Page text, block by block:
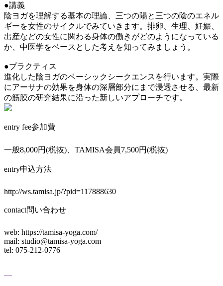
●講義
陰ヨガを理解する基本の理論、三つの陽と三つの陰のエネル
ギーを女性のサイクルでみていきます。排卵、生理、妊娠、
出産などの女性に関わる身体の働きがどのようになっている
か、中医学をベースとした考えを知ってみましょう。
●プラクティス
進化した陰ヨガのベーシックシークエンスを行います。実際
にアーサナの効果を身体の深層部分にまで浸透させる、最新
の筋膜の研究結果に沿った新しいアプローチです。
entry fee参加費
一般8,000円(税抜)、TAMISA会員7,500円(税抜)
entry申込方法
http://ws.tamisa.jp/?pid=117888630
contact問い合わせ
web: https://tamisa-yoga.com/
mail: studio@tamisa-yoga.com
tel: 075-212-0776